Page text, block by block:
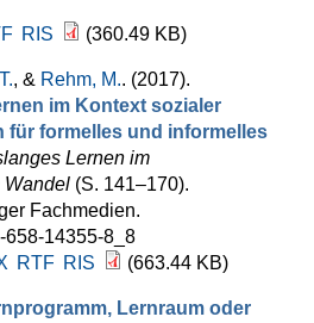
RIS (360.49 KB)
, & Rehm, M.. (2017).
im Kontext sozialer
für formelles und informelles
Lernen im
Wandel (S. 141–170).
Fachmedien.
658-14355-8_8
RTF RIS (663.44 KB)
Lernraum oder